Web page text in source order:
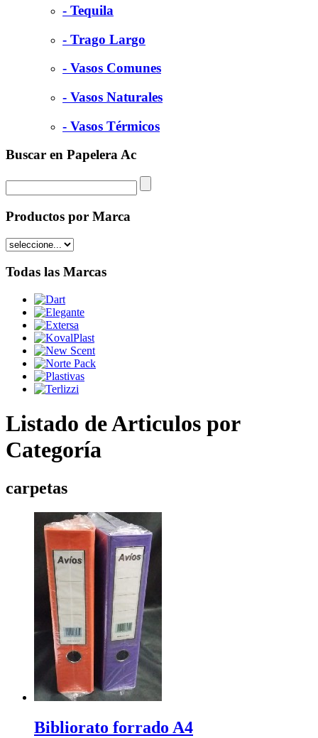
- Tequila
- Trago Largo
- Vasos Comunes
- Vasos Naturales
- Vasos Térmicos
Buscar en Papelera Ac
Productos por Marca
Todas las Marcas
Listado de Articulos por
Categoría
carpetas
Bibliorato forrado A4